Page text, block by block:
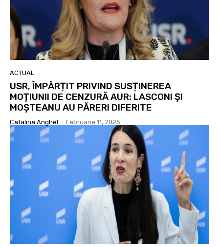
ACTUAL
USR, ÎMPĂRȚIT PRIVIND SUSȚINEREA
MOȚIUNII DE CENZURĂ AUR: LASCONI ȘI
MOȘTEANU AU PĂRERI DIFERITE
Catalina Anghel - Februarie 11, 2025